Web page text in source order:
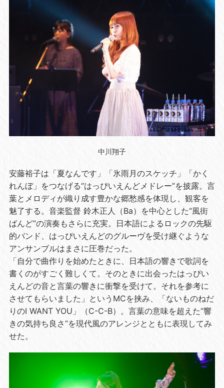
中川翔子
安藤裕子は「夏なんです」「氷雨月のスケッチ」「かく
れんぼ」をつなげる“はっぴいえんどメドレー”を披露。言
葉とメロディが織り成す豊かな郷愁感を体現し、観客を
魅了する。音楽監督 鈴木正人（Ba）を中心とした“風街
ばんど”の演奏もさらに充実。日本語によるロックの先駆
的バンド、はっぴいえんどのグルーヴを受け継ぐような
アンサンブルはまさに圧巻だった。
「自分で曲作りを始めたときに、日本語の響きで歌詞を
書くのがすごく難しくて。そのときに出会ったはっぴい
えんどの音と言葉の響きに衝撃を受けて。それを参考に
させてもらいました」という MCを挟み、「ないものねだ
りのI WANT YOU 」（C-C-B）。言葉の意味を超えた“響
きの気持ち良さ”を現代風のアレンジとともに表現してみ
せた。